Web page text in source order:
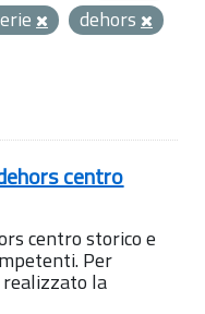
dehors
centro
centro storico e
Per
la